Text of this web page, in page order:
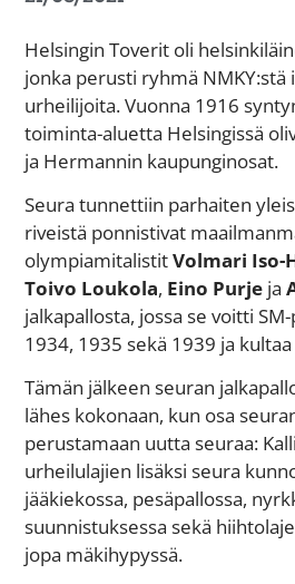
Helsingin Toverit oli
jonka perusti ryhmä
urheilijoita. Vuonna 1916
toiminta-aluetta Helsingissä
ja Hermannin kaupunginosat.
Seura tunnettiin parhaiten
riveistä ponnistivat
olympiamitalistitVolmari Iso-
Toivo Loukola, Eino Purje ja
jalkapallosta, jossa se voitti
1934, 1935 sekä 1939 ja
Tämän jälkeen seuran
lähes kokonaan, kun osa
perustamaan uutta seuraa:
urheilulajien lisäksi seura
jääkiekossa, pesäpallossa,
suunnistuksessa sekä
jopa mäkihypyssä.